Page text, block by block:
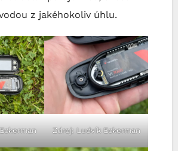
z jakéhokoliv úhlu.
Zdroj: Ludvík Eckerman